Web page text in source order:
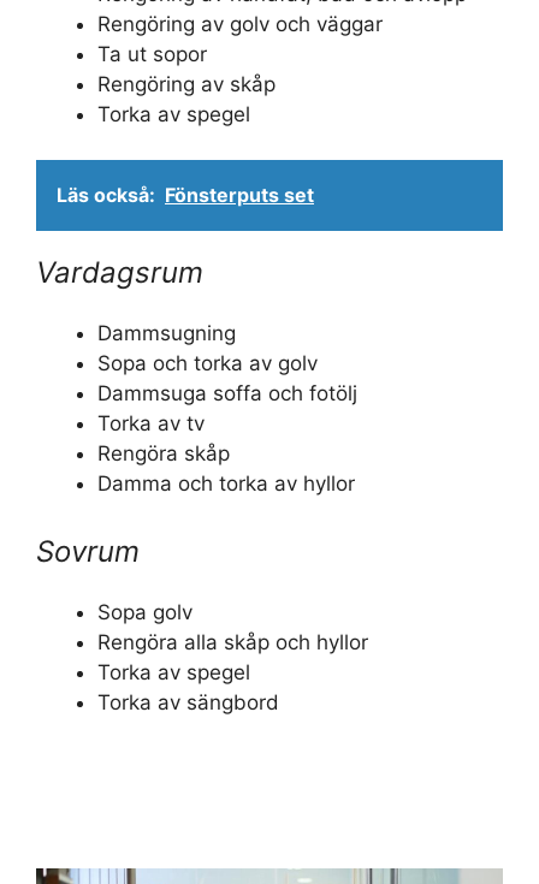
Rengöring av golv och väggar
Ta ut sopor
Rengöring av skåp
Torka av spegel
Läs också: Fönsterputs set
Vardagsrum
Dammsugning
Sopa och torka av golv
Dammsuga soffa och fotölj
Torka av tv
Rengöra skåp
Damma och torka av hyllor
Sovrum
Sopa golv
Rengöra alla skåp och hyllor
Torka av spegel
Torka av sängbord